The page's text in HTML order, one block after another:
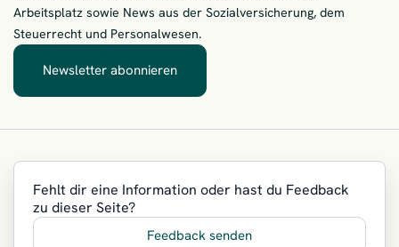
Arbeitsplatz sowie News aus der Sozialversicherung, dem
Steuerrecht und Personalwesen.
Newsletter abonnieren
Fehlt dir eine Information oder hast du Feedback
zu dieser Seite?
Feedback senden